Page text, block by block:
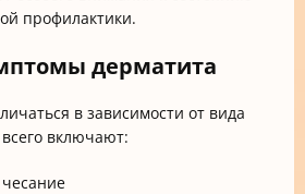
профилактики.
дерматита
в зависимости от вида
включают: